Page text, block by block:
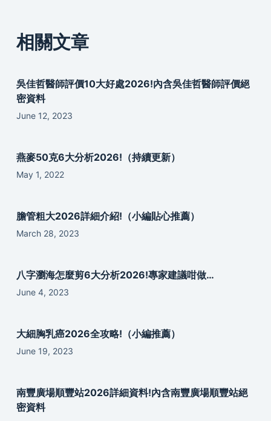
相關文章
吳佳哲醫師評價10大好處2026!內含吳佳哲醫師評價絕
密資料
June 12, 2023
燕麥50克6大分析2026!（持續更新）
May 1, 2022
膽管粗大2026詳細介紹!（小編貼心推薦）
March 28, 2023
八字瀏海怎麼剪6大分析2026!專家建議咁做…
June 4, 2023
大細胸乳癌2026全攻略!（小編推薦）
June 19, 2023
南豐廣場順豐站2026詳細資料!內含南豐廣場順豐站絕
密資料